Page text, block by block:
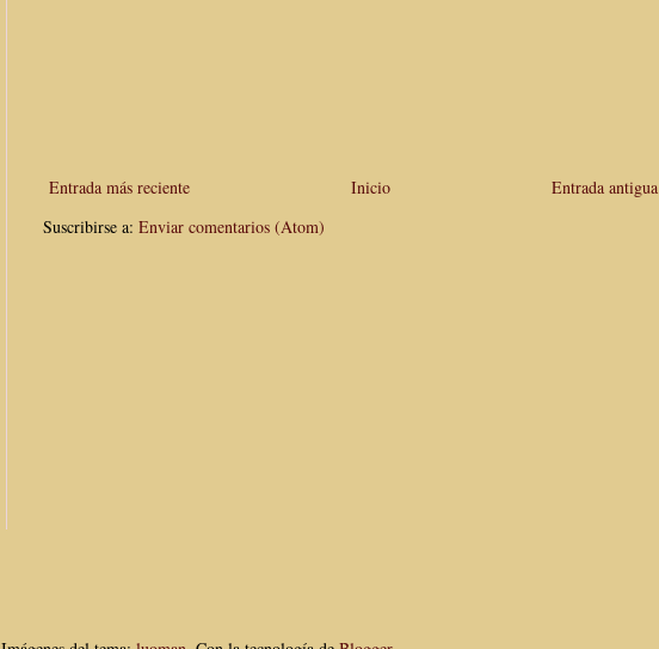
Entrada más reciente Entrada antigua
Inicio
Suscribirse a: Enviar comentarios (Atom)